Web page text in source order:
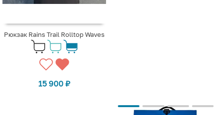
Рюкзак Rains Trail Rolltop Waves
15 900 ₽